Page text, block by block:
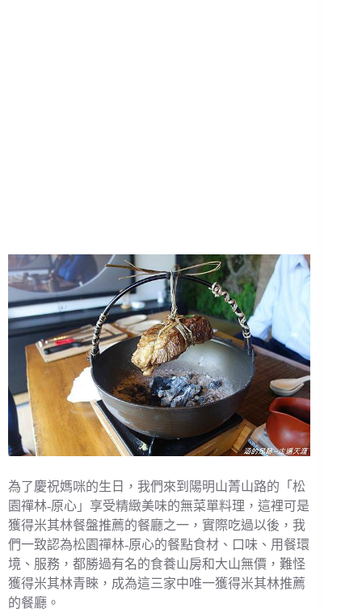
為了慶祝媽咪的生日，我們來到陽明山菁山路的「松
園禪林-原心」享受精緻美味的無菜單料理，這裡可是
獲得米其林餐盤推薦的餐廳之一，實際吃過以後，我
們一致認為松園禪林-原心的餐點食材、口味、用餐環
境、服務，都勝過有名的食養山房和大山無價，難怪
獲得米其林青睞，成為這三家中唯一獲得米其林推薦
的餐廳。